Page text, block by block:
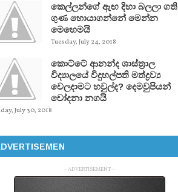
කෙල්ලන්ගේ ඇඟ දිහා බලලා ගති
ගුණ හොයාගන්නේ මෙන්න
මෙහෙමයි
Tuesday, July 24, 2018
කොට්ටේ ආනන්ද ශාස්ත‍්‍රාල
විද්‍යාලයේ විදුහල්පති මත්ද්‍රව්‍ය
වෙලදාමට හවුල්ද? දෙමවුපියන්
චෝදනා නගයි
July 30, 2018
- ADVERTISEMENT -